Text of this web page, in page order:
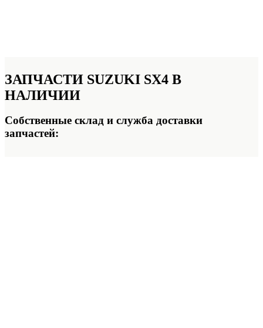
ЗАПЧАСТИ SUZUKI SX4 В
НАЛИЧИИ
Собственные склад и служба доставки
запчастей: